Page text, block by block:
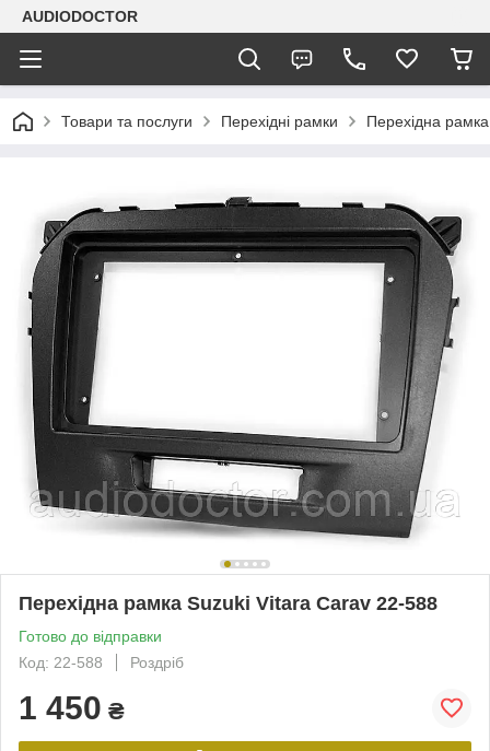
AUDIODOCTOR
Товари та послуги Перехідні рамки Перехідна
Перехідна рамка Suzuki Vitara Carav 22-588
Готово до відправки
Код: 22-588
Роздріб
1 450 ₴